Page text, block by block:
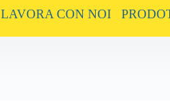
LAVORA CON NOI